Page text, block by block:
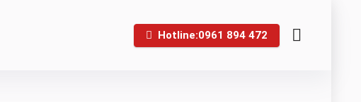
Hotline:0961 894 472